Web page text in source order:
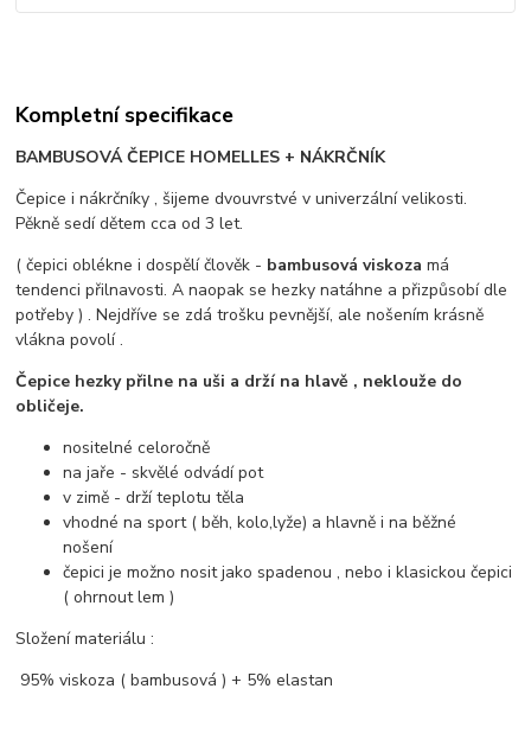
Kompletní specifikace
BAMBUSOVÁ ČEPICE HOMELLES + NÁKRČNÍK
Čepice i nákrčníky , šijeme dvouvrstvé v univerzální velikosti.
Pěkně sedí dětem cca od 3 let.
( čepici oblékne i dospělí člověk - bambusová viskozamá
tendenci přilnavosti. A naopak se hezky natáhne a přizpůsobí dle
potřeby ) . Nejdříve se zdá trošku pevnější, ale nošením krásně
vlákna povolí .
Čepice hezky přilne na uši a drží na hlavě , neklouže do
obličeje.
nositelné celoročně
na jaře - skvělé odvádí pot
v zimě - drží teplotu těla
vhodné na sport ( běh, kolo,lyže) a hlavně i na běžné
nošení
čepici je možno nosit jako spadenou , nebo i klasickou čepici
( ohrnout lem )
Složení materiálu :
95% viskoza ( bambusová ) + 5% elastan